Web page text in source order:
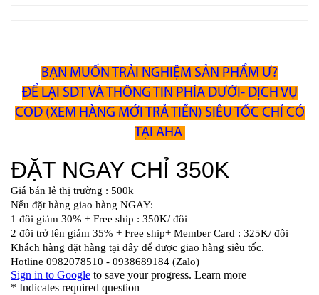
BẠN MUỐN TRẢI NGHIỆM SẢN PHẨM Ư?
ĐỂ LẠI SDT VÀ THÔNG TIN PHÍA DƯỚI- DỊCH VỤ
COD (XEM HÀNG MỚI TRẢ TIỀN) SIÊU TỐC CHỈ CÓ
TẠI AHA